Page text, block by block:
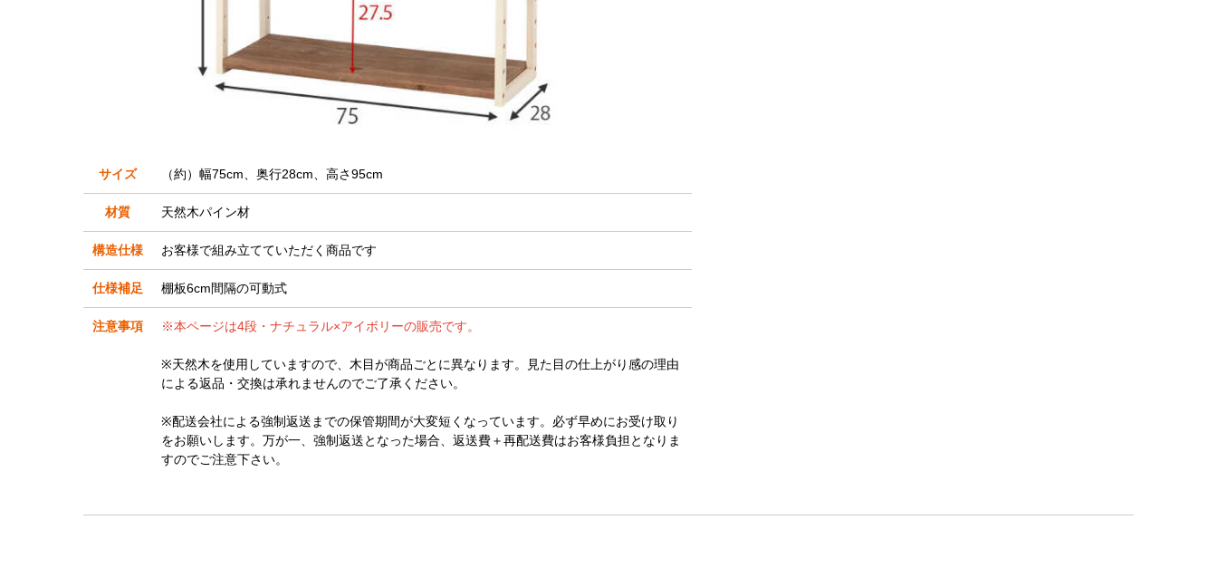
サイズ （約）幅75cm、奥行28cm、高さ95cm
材質 天然木パイン材
構造仕様 お客様で組み立てていただく商品です
仕様補足 棚板6cm間隔の可動式
注意事項 ※本ページは4段・ナチュラル×アイボリーの販売です。
※天然木を使用していますので、木目が商品ごとに異なります。見た目の仕上がり感の理由
による返品・交換は承れませんのでご了承ください。
※配送会社による強制返送までの保管期間が大変短くなっています。必ず早めにお受け取り
をお願いします。万が一、強制返送となった場合、返送費＋再配送費はお客様負担となりま
すのでご注意下さい。